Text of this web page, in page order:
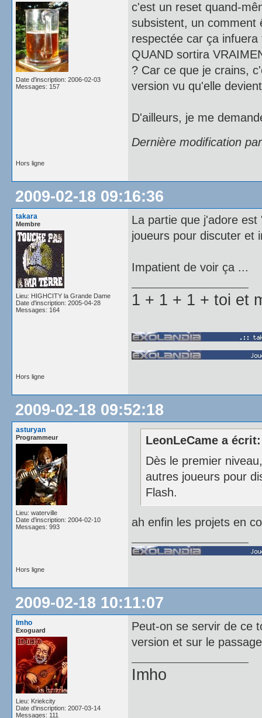
Date d'inscription: 2006-02-03
Messages: 157
c'est un reset quand-
subsistent, un comment
respectée car ça
QUAND sortira
? Car ce que je crains,
version vu qu'elle
D'ailleurs, je me
Dernière modification
Hors ligne
2009-02-18 09:16:36
takara
Membre
Lieu: HIGHCITY la Grande Dame
Date d'inscription: 2005-04-28
Messages: 164
La partie que j'adore
joueurs pour discuter et
Impatient de voir ça ...
1 + 1 + 1 + toi et
Hors ligne
2009-02-18 09:52:18
asturyan
Programmeur
Lieu: waterville
Date d'inscription: 2004-02-10
Messages: 993
LeonLeCame a écrit:
Dès le premier
autres joueurs pour
Flash.
ah enfin les projets en
Hors ligne
2009-02-18 10:11:07
Imho
Exoguard
Lieu: Kriekcity
Date d'inscription: 2007-03-14
Messages: 111
Peut-on se servir de ce
version et sur le
Imho